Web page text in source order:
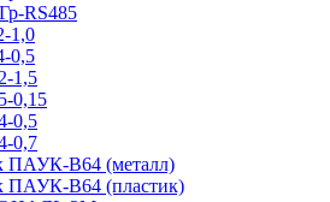
RS485
1,0
0,5
1,5
0,15
0,5
0,7
ПАУК-В64 (металл)
ПАУК-В64 (пластик)